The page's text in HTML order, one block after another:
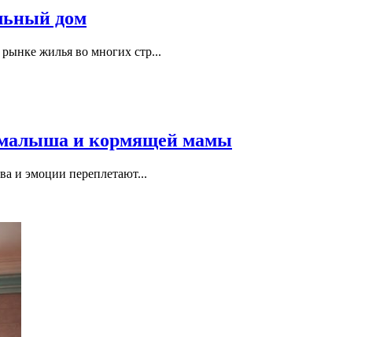
дом
жилья во многих стр...
малыша и кормящей мамы
и эмоции переплетают...